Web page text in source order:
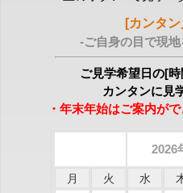
[カンタ
-ご自身の目で現
ご見学希望日の[
カンタンに見
・年末年始はご案内が
2026
月 火 水